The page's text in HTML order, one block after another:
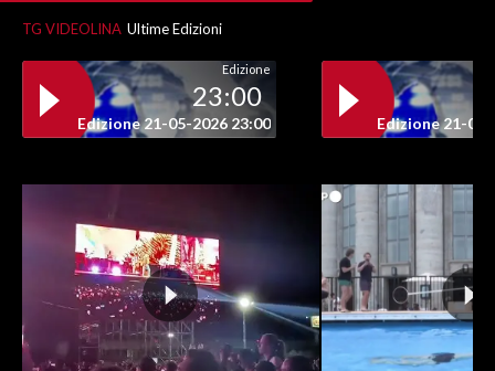
TG VIDEOLINA Ultime Edizioni
Edizione
23:00
Edizione 21-05-2026 23:00 Edizione 21-05-